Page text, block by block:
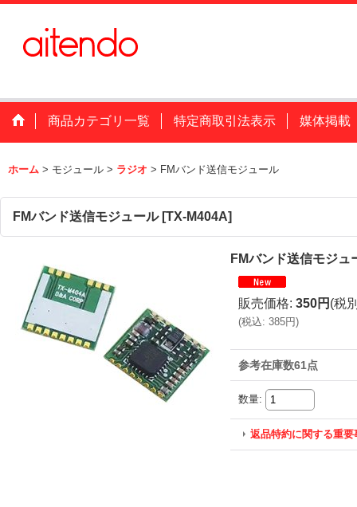
商品カテゴリ一覧 特定商取引法表示 媒体掲載
ホーム > モジュール > ラジオ > FMバンド送信モジュール
FMバンド送信モジュール [TX-M404A]
FMバンド送信モジュ
販売価格: 350円 (税
(税込: 385円)
参考在庫数61点
数量:
返品特約に関する重要